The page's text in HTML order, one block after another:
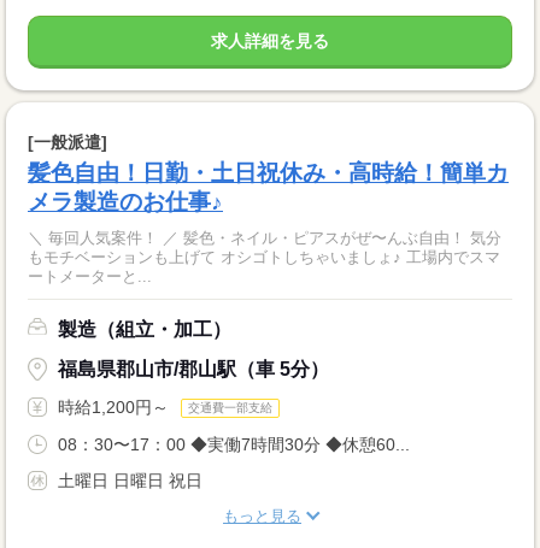
求人詳細を見る
[一般派遣]
髪色自由！日勤・土日祝休み・高時給！簡単カ
メラ製造のお仕事♪
＼ 毎回人気案件！ ／ 髪色・ネイル・ピアスがぜ〜んぶ自由！ 気分
もモチベーションも上げて オシゴトしちゃいましょ♪ 工場内でスマ
ートメーターと...
製造（組立・加工）
福島県郡山市/郡山駅（車 5分）
時給1,200円～ 交通費一部支給
08：30〜17：00 ◆実働7時間30分 ◆休憩60...
土曜日 日曜日 祝日
もっと見る